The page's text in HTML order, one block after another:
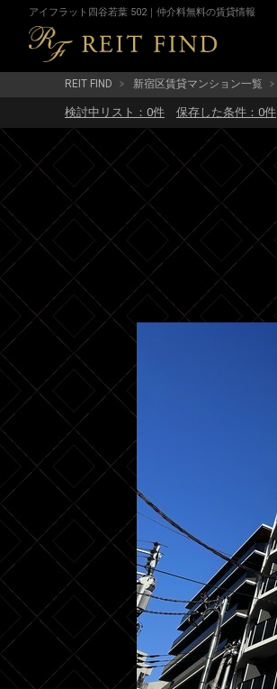
アイフラット四谷若葉 502｜仲介料無料の賃貸情報
REIT FIND 新宿区賃貸マンション一覧
検討中リスト： 0件 保存した条件： 0件